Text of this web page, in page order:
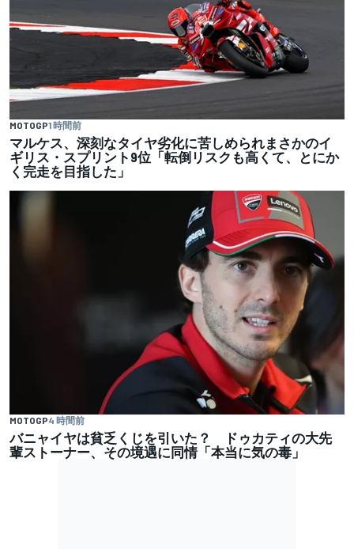
MOTOGP1 時間前
マルケス、深刻なタイヤ劣化に苦しめられまさかのイ
ギリス・スプリント9位「転倒リスクも高くて、とにか
く完走を目指した」
MOTOGP4 時間前
バニャイヤは貧乏くじを引いた？ ドゥカティの大先
輩ストーナー、その境遇に同情「本当に気の毒」